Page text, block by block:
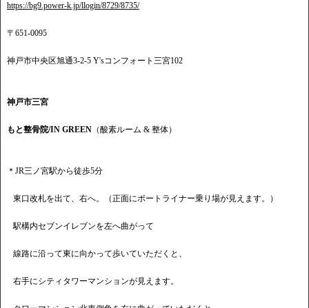
https://bg9.power-k.jp/llogin/8729/8735/
〒651-0095
神戸市中央区旭通3-2-5 Y'sコンフォート三宮102
神戸市三宮
もと整骨院/IN GREEN （酸素ルーム & 整体）
＊JR三ノ宮駅から徒歩5分
東口改札を出て、右へ。（正面にポートライナー乗り場が見えます。）
駅構内セブンイレブンを左へ曲がって
線路に沿って東に向かって歩いていただくと、
右手にシティタワーマンションが見えます。